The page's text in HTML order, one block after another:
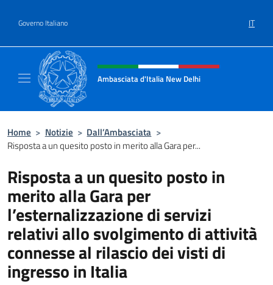
Governo Italiano IT
Intestazione sito, social e menù
Ambasciata d'Italia New Delhi
Home > Notizie > Dall’Ambasciata >
Risposta a un quesito posto in merito alla Gara per...
Risposta a un quesito posto in
merito alla Gara per
l’esternalizzazione di servizi
relativi allo svolgimento di attività
connesse al rilascio dei visti di
ingresso in Italia